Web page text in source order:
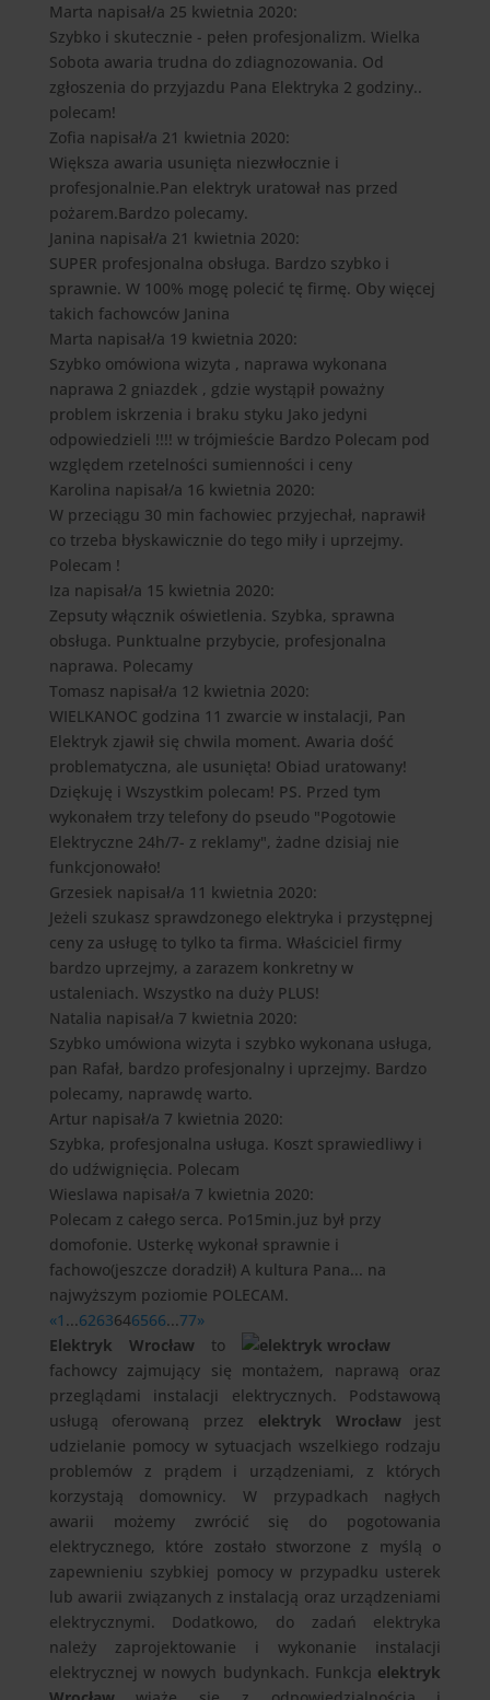
Marta napisał/a 25 kwietnia 2020:
Szybko i skutecznie - pełen profesjonalizm. Wielka
Sobota awaria trudna do zdiagnozowania. Od
zgłoszenia do przyjazdu Pana Elektryka 2 godziny..
polecam!
Zofia napisał/a 21 kwietnia 2020:
Większa awaria usunięta niezwłocznie i
profesjonalnie.Pan elektryk uratował nas przed
pożarem.Bardzo polecamy.
Janina napisał/a 21 kwietnia 2020:
SUPER profesjonalna obsługa. Bardzo szybko i
sprawnie. W 100% mogę polecić tę firmę. Oby więcej
takich fachowców Janina
Marta napisał/a 19 kwietnia 2020:
Szybko omówiona wizyta , naprawa wykonana
naprawa 2 gniazdek , gdzie wystąpił poważny
problem iskrzenia i braku styku Jako jedyni
odpowiedzieli !!!! w trójmieście Bardzo Polecam pod
względem rzetelności sumienności i ceny
Karolina napisał/a 16 kwietnia 2020:
W przeciągu 30 min fachowiec przyjechał, naprawił
co trzeba błyskawicznie do tego miły i uprzejmy.
Polecam !
Iza napisał/a 15 kwietnia 2020:
Zepsuty włącznik oświetlenia. Szybka, sprawna
obsługa. Punktualne przybycie, profesjonalna
naprawa. Polecamy
Tomasz napisał/a 12 kwietnia 2020:
WIELKANOC godzina 11 zwarcie w instalacji, Pan
Elektryk zjawił się chwila moment. Awaria dość
problematyczna, ale usunięta! Obiad uratowany!
Dziękuję i Wszystkim polecam! PS. Przed tym
wykonałem trzy telefony do pseudo "Pogotowie
Elektryczne 24h/7- z reklamy", żadne dzisiaj nie
funkcjonowało!
Grzesiek napisał/a 11 kwietnia 2020:
Jeżeli szukasz sprawdzonego elektryka i przystępnej
ceny za usługę to tylko ta firma. Właściciel firmy
bardzo uprzejmy, a zarazem konkretny w
ustaleniach. Wszystko na duży PLUS!
Natalia napisał/a 7 kwietnia 2020:
Szybko umówiona wizyta i szybko wykonana usługa,
pan Rafał, bardzo profesjonalny i uprzejmy. Bardzo
polecamy, naprawdę warto.
Artur napisał/a 7 kwietnia 2020:
Szybka, profesjonalna usługa. Koszt sprawiedliwy i
do udźwignięcia. Polecam
Wieslawa napisał/a 7 kwietnia 2020:
Polecam z całego serca. Po15min.juz był przy
domofonie. Usterkę wykonał sprawnie i
fachowo(jeszcze doradził) A kultura Pana... na
najwyższym poziomie POLECAM.
«1 ...6263646566...77»
Elektryk Wrocław to
fachowcy zajmujący się montażem, naprawą oraz
przeglądami instalacji elektrycznych. Podstawową
usługą oferowaną przez elektryk Wrocław jest
udzielanie pomocy w sytuacjach wszelkiego rodzaju
problemów z prądem i urządzeniami, z których
korzystają domownicy. W przypadkach nagłych
awarii możemy zwrócić się do pogotowania
elektrycznego, które zostało stworzone z myślą o
zapewnieniu szybkiej pomocy w przypadku usterek
lub awarii związanych z instalacją oraz urządzeniami
elektrycznymi. Dodatkowo, do zadań elektryka
należy zaprojektowanie i wykonanie instalacji
elektrycznej w nowych budynkach. Funkcja elektryk